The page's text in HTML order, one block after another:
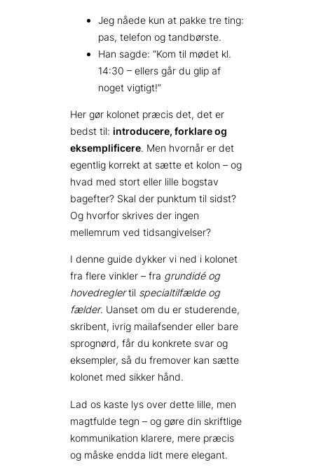
Jeg nåede kun at pakke tre ting:
pas, telefon og tandbørste.
Han sagde: “Kom til mødet kl.
14:30 – ellers går du glip af
noget vigtigt!”
Her gør kolonet præcis det, det er
bedst til: introducere, forklare og
eksemplificere. Men hvornår er det
egentlig korrekt at sætte et kolon – og
hvad med stort eller lille bogstav
bagefter? Skal der punktum til sidst?
Og hvorfor skrives der ingen
mellemrum ved tidsangivelser?
I denne guide dykker vi ned i kolonet
fra flere vinkler – fra grundidé og
hovedreglertil specialtilfælde og
fælder. Uanset om du er studerende,
skribent, ivrig mailafsender eller bare
sprognørd, får du konkrete svar og
eksempler, så du fremover kan sætte
kolonet med sikker hånd.
Lad os kaste lys over dette lille, men
magtfulde tegn – og gøre din skriftlige
kommunikation klarere, mere præcis
og måske endda lidt mere elegant.